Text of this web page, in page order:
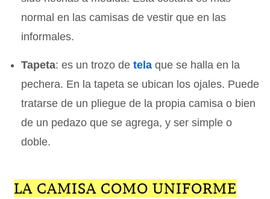
normal en las camisas de vestir que en las
informales.
Tapeta: es un trozo detela que se halla en la
pechera. En la tapeta se ubican los ojales. Puede
tratarse de un pliegue de la propia camisa o bien
de un pedazo que se agrega, y ser simple o
doble.
LA CAMISA COMO UNIFORME